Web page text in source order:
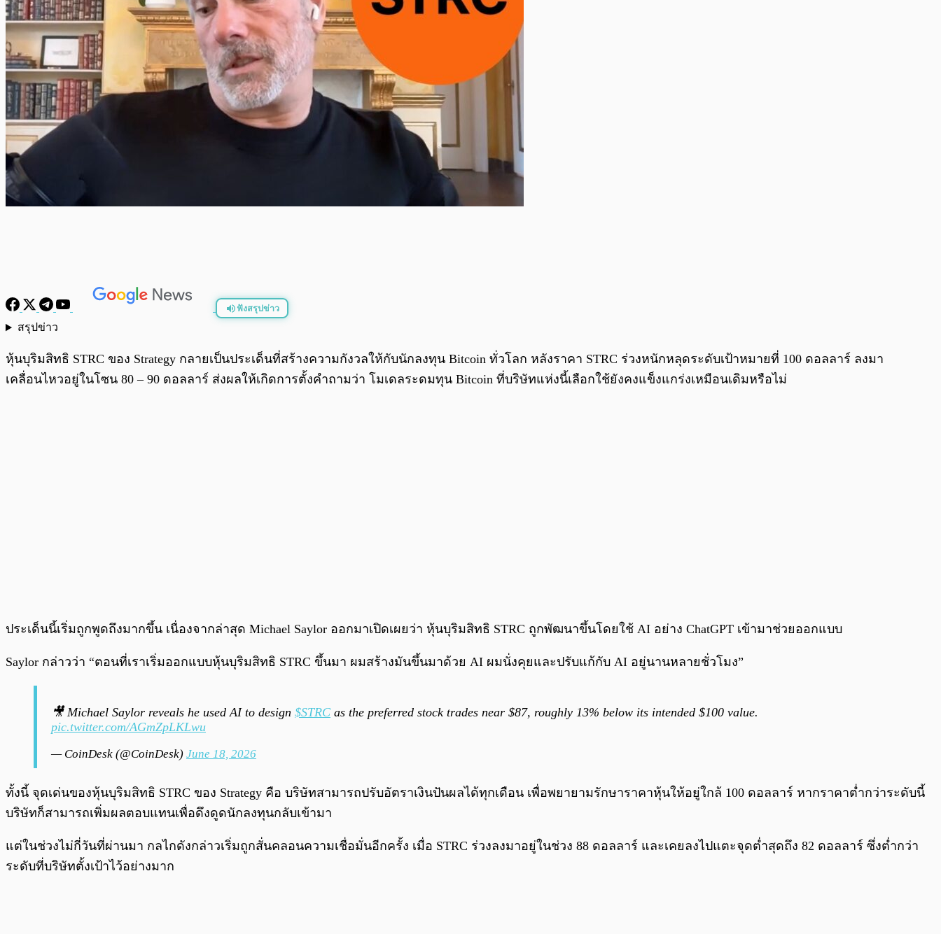
ฟังสรุปข่าว
สรุปข่าว
หุ้นบุริมสิทธิ STRC ของ Strategy กลายเป็นประเด็นที่สร้างความกังวลให้กับนักลงทุน Bitcoin ทั่วโลก หลังราคา STRC ร่วงหนักหลุดระดับเป้าหมายที่ 100 ดอลลาร์ ลงมา
เคลื่อนไหวอยู่ในโซน 80 – 90 ดอลลาร์ ส่งผลให้เกิดการตั้งคำถามว่า โมเดลระดมทุน Bitcoin ที่บริษัทแห่งนี้เลือกใช้ยังคงแข็งแกร่งเหมือนเดิมหรือไม่
ประเด็นนี้เริ่มถูกพูดถึงมากขึ้น เนื่องจากล่าสุด Michael Saylor ออกมาเปิดเผยว่า หุ้นบุริมสิทธิ STRC ถูกพัฒนาขึ้นโดยใช้ AI อย่าง ChatGPT เข้ามาช่วยออกแบบ
Saylor กล่าวว่า “ตอนที่เราเริ่มออกแบบหุ้นบุริมสิทธิ STRC ขึ้นมา ผมสร้างมันขึ้นมาด้วย AI ผมนั่งคุยและปรับแก้กับ AI อยู่นานหลายชั่วโมง”
🎥 Michael Saylor reveals he used AI to design $STRC as the preferred stock trades near $87, roughly 13% below its intended $100 value.
pic.twitter.com/AGmZpLKLwu
— CoinDesk (@CoinDesk) June 18, 2026
ทั้งนี้ จุดเด่นของหุ้นบุริมสิทธิ STRC ของ Strategy คือ บริษัทสามารถปรับอัตราเงินปันผลได้ทุกเดือน เพื่อพยายามรักษาราคาหุ้นให้อยู่ใกล้ 100 ดอลลาร์ หากราคาต่ำกว่าระดับนี้
บริษัทก็สามารถเพิ่มผลตอบแทนเพื่อดึงดูดนักลงทุนกลับเข้ามา
แต่ในช่วงไม่กี่วันที่ผ่านมา กลไกดังกล่าวเริ่มถูกสั่นคลอนความเชื่อมั่นอีกครั้ง เมื่อ STRC ร่วงลงมาอยู่ในช่วง 88 ดอลลาร์ และเคยลงไปแตะจุดต่ำสุดถึง 82 ดอลลาร์ ซึ่งต่ำกว่า
ระดับที่บริษัทตั้งเป้าไว้อย่างมาก